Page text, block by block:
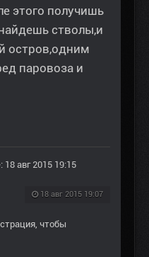
этого получишь
стволы,и
остров,одним
паровоза и
авг 2015 19:15
18 авг 2015 19:07
, чтобы